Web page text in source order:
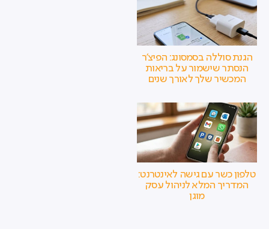
הגנת סוללה בסמסונג: הפיצ'ר
הנסתר שישמור על בריאות
המכשיר שלך לאורך שנים
טלפון כשר עם גישה לאינטרנט:
המדריך המלא לניהול עסק
מוגן